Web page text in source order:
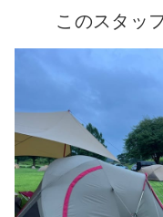
このスタッ